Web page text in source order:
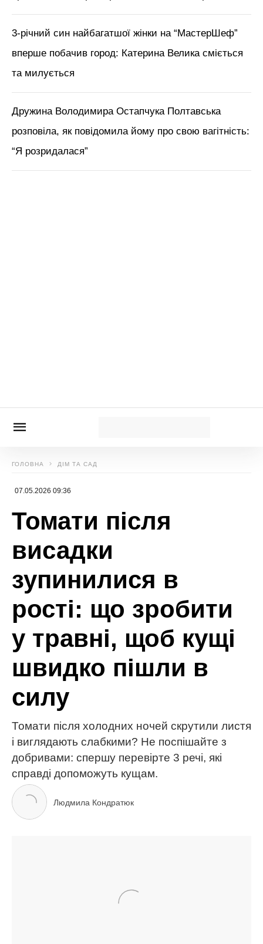
3-річний син найбагатшої жінки на “МастерШеф”
вперше побачив город: Катерина Велика сміється
та милується
Дружина Володимира Остапчука Полтавська
розповіла, як повідомила йому про свою вагітність:
“Я розридалася”